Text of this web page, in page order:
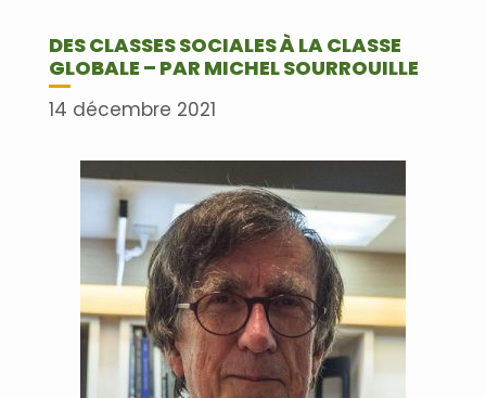
DES CLASSES SOCIALES À LA CLASSE
GLOBALE – PAR MICHEL SOURROUILLE
14 décembre 2021